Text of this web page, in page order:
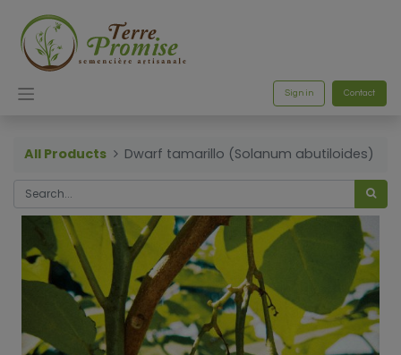
Sign in Contact
All Products Dwarf tamarillo (Solanum abutiloides)